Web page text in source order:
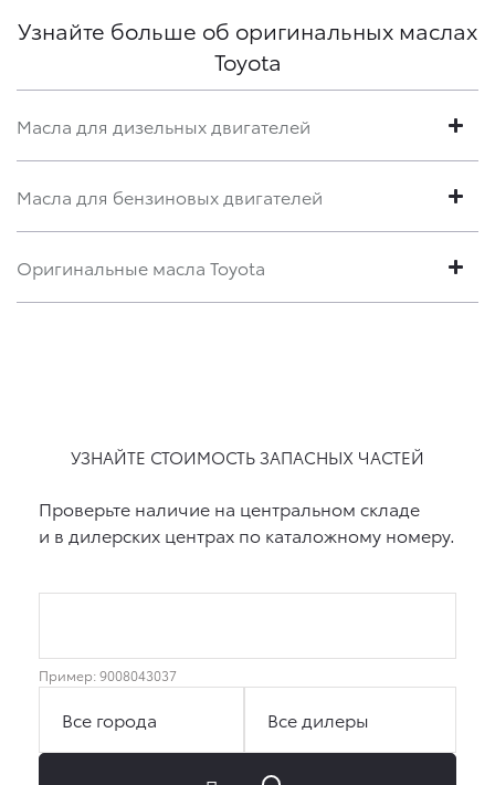
Узнайте больше об оригинальных маслах
Toyota
Масла для дизельных двигателей
Масла для бензиновых двигателей
Оригинальные масла Toyota